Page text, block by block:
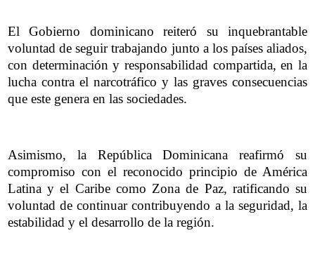
El Gobierno dominicano reiteró su inquebrantable
voluntad de seguir trabajando junto a los países aliados,
con determinación y responsabilidad compartida, en la
lucha contra el narcotráfico y las graves consecuencias
que este genera en las sociedades.
Asimismo, la República Dominicana reafirmó su
compromiso con el reconocido principio de América
Latina y el Caribe como Zona de Paz, ratificando su
voluntad de continuar contribuyendo a la seguridad, la
estabilidad y el desarrollo de la región.